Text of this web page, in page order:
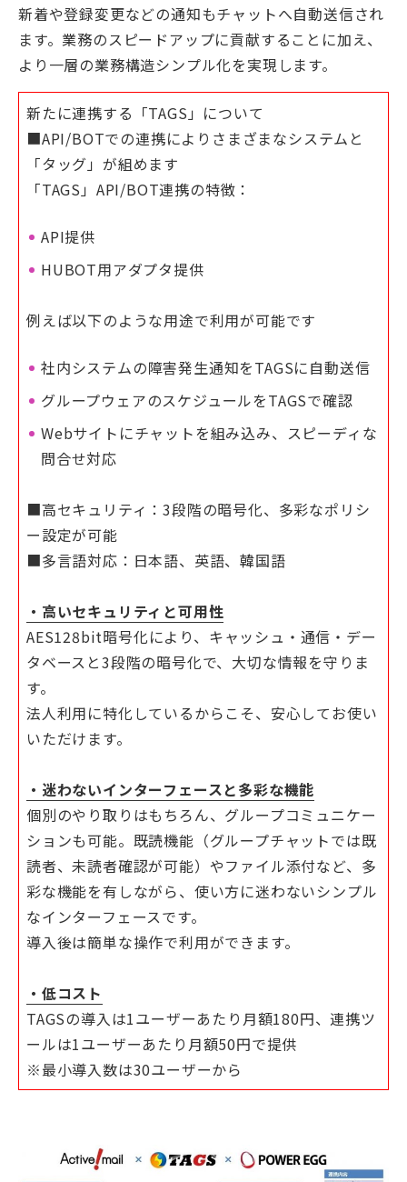
新着や登録変更などの通知もチャットへ自動送信され
ます。業務のスピードアップに貢献することに加え、
より一層の業務構造シンプル化を実現します。
新たに連携する「TAGS」について
■API/BOTでの連携によりさまざまなシステムと
「タッグ」が組めます
「TAGS」API/BOT連携の特徴：
API提供
HUBOT用アダプタ提供
例えば以下のような用途で利用が可能です
社内システムの障害発生通知をTAGSに自動送信
グループウェアのスケジュールをTAGSで確認
Webサイトにチャットを組み込み、スピーディな
問合せ対応
■高セキュリティ：3段階の暗号化、多彩なポリシ
ー設定が可能
■多言語対応：日本語、英語、韓国語
・高いセキュリティと可用性
AES128bit暗号化により、キャッシュ・通信・デー
タベースと3段階の暗号化で、大切な情報を守りま
す。
法人利用に特化しているからこそ、安心してお使い
いただけます。
・迷わないインターフェースと多彩な機能
個別のやり取りはもちろん、グループコミュニケー
ションも可能。既読機能（グループチャットでは既
読者、未読者確認が可能）やファイル添付など、多
彩な機能を有しながら、使い方に迷わないシンプル
なインターフェースです。
導入後は簡単な操作で利用ができます。
・低コスト
TAGSの導入は1ユーザーあたり月額180円、連携ツ
ールは1ユーザーあたり月額50円で提供
※最小導入数は30ユーザーから